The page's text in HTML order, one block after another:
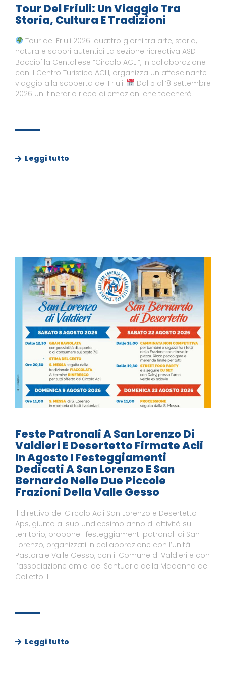
Tour Del Friuli: Un Viaggio Tra
Storia, Cultura E Tradizioni
Tour del Friuli 2026: quattro giorni tra arte, storia,
natura e sapori autentici La sezione ricreativa ASD
Bocciofila Centallese “Circolo ACLI”, in collaborazione
con il Centro Turistico ACLI, organizza un affascinante
viaggio alla scoperta del Friuli.
Dal 5 all’8 settembre
2026 Un itinerario ricco di emozioni che toccherà
Leggi tutto
Feste Patronali A San Lorenzo Di
Valdieri E Desertetto Firmate Acli
In Agosto I Festeggiamenti
Dedicati A San Lorenzo E San
Bernardo Nelle Due Piccole
Frazioni Della Valle Gesso
Il direttivo del Circolo Acli San Lorenzo e Desertetto
Aps, giunto al suo undicesimo anno di attività sul
territorio, propone i festeggiamenti patronali di San
Lorenzo, organizzati in collaborazione con l’Unità
Pastorale Valle Gesso, con il Comune di Valdieri e con
l’associazione amici del Santuario della Madonna del
Colletto. Il
Leggi tutto